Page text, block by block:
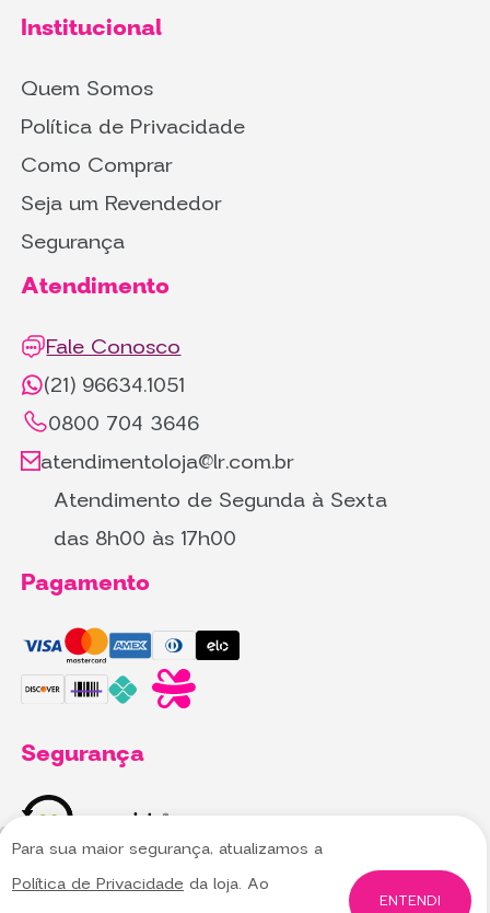
Utilizamos cookies para oferecer melhor
experiência, melhorar o desempenho, analisar
Utilizamos cookies para oferecer melhor
experiência, melhorar o desempenho, analisar
Para sua maior segurança, atualizamos a
Política de Privacidadeda loja. Ao
ENTENDI
Institucional
Quem Somos
Política de Privacidade
Como Comprar
Seja um Revendedor
Segurança
Atendimento
Fale Conosco
(21) 96634.1051
0800 704 3646
atendimentoloja@lr.com.br
Atendimento de Segunda à Sexta
das 8h00 às 17h00
Pagamento
Segurança